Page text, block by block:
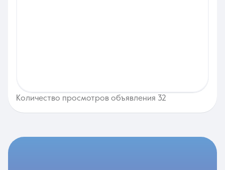
Количество просмотров объявления 32